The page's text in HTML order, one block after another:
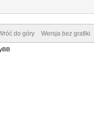
do góry Wersja bez grafiki